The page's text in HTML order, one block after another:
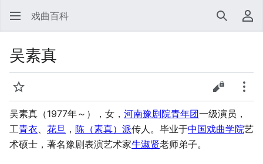
戏曲百科 搜索 用
吴素真
监视 查看源代
更多
吴素真（1977年～），女， 河南豫剧院青年团一级演员，
工青衣、 花旦 ， 陈（素真）派传人。毕业于中国戏曲学院艺
术硕士，著名豫剧表演艺术家牛淑贤老师弟子。